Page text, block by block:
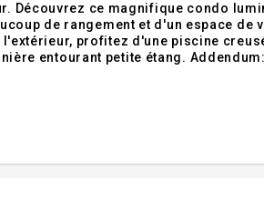
Découvrez ce magnifique condo
de rangement et d'un espace de
profitez d'une piscine
entourant petite étang. Addendum: